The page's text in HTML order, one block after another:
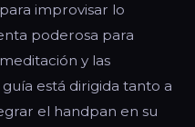
improvisar lo
poderosa para
y las
está dirigida tanto a
el handpan en su